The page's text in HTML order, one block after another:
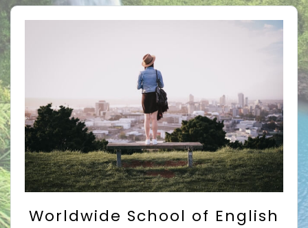
Worldwide School of English